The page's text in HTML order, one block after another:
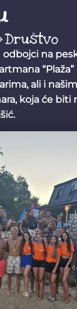
Društvo
na
ali i
koja će